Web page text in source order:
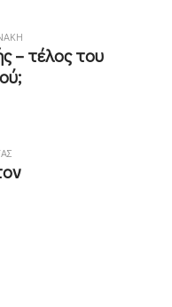
– τέλος του